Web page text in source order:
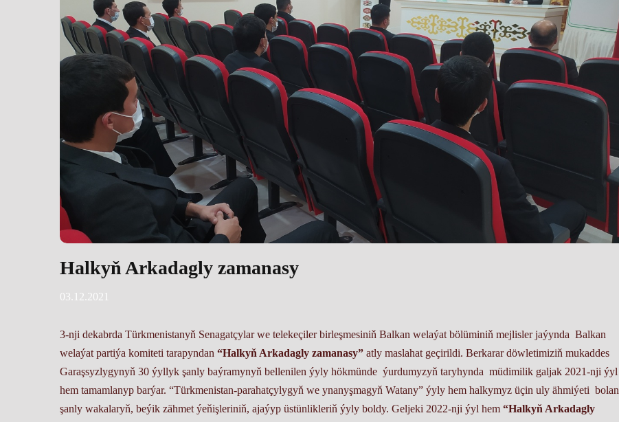
Halkyň Arkadagly zamanasy
03.12.2021
3-nji dekabrda Türkmenistanyň Senagatçylar we telekeçiler birleşmesiniň Balkan welaýat bölüminiň mejlisler jaýynda Balkan
welaýat partiýa komiteti tarapyndan “Halkyň Arkadagly zamanasy” atly maslahat geçirildi. Berkarar döwletimiziň mukaddes
Garaşsyzlygynyň 30 ýyllyk şanly baýramynyň bellenilen ýyly hökmünde ýurdumyzyň taryhynda müdimilik galjak 2021-nji ýyl
hem tamamlanyp barýar. “Türkmenistan-parahatçylygyň we ynanyşmagyň Watany” ýyly hem halkymyz üçin uly ähmiýeti bolan
şanly wakalaryň, beýik zähmet ýeňişleriniň, ajaýyp üstünlikleriň ýyly boldy. Geljeki 2022-nji ýyl hem “Halkyň Arkadagly